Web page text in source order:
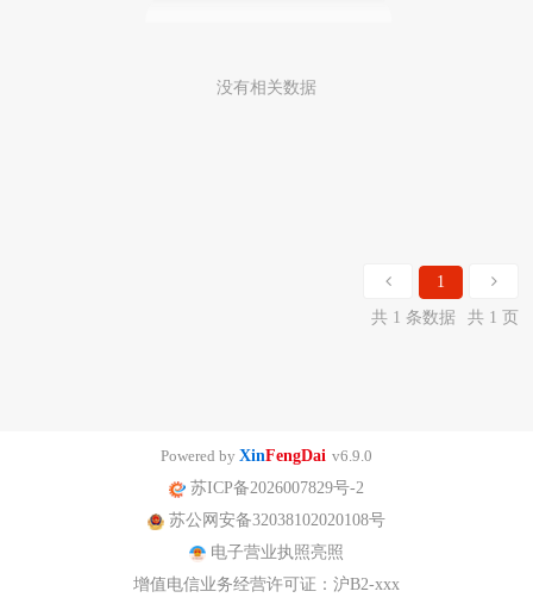
没有相关数据
1
共 1 条数据
共 1 页
Powered by XinFengDai v6.9.0
苏ICP备2026007829号-2
苏公网安备32038102020108号
电子营业执照亮照
增值电信业务经营许可证：沪B2-xxx